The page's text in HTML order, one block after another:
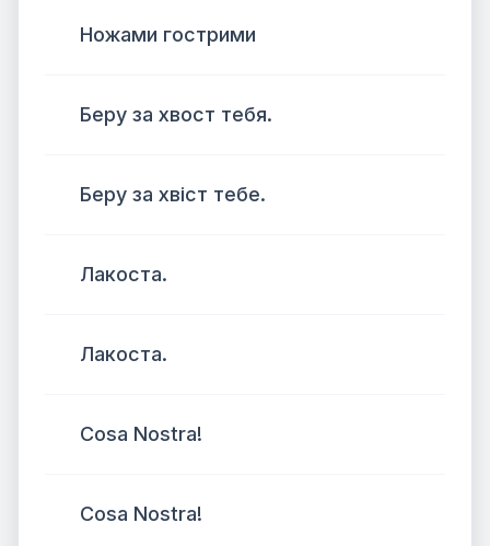
Ножами гострими
Беру за хвост тебя.
Беру за хвіст тебе.
Лакоста.
Лакоста.
Cosa Nostra!
Cosa Nostra!